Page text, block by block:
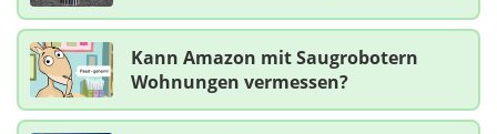
Kann Amazon mit Saugrobotern
Wohnungen vermessen?